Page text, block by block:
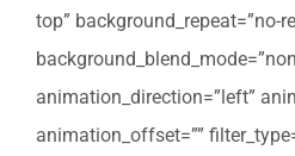
top” background_repeat=”no-
animation_direction=”left”
animation_offset=””